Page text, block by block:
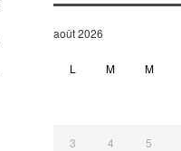
août 2026
L M M
3 4 5